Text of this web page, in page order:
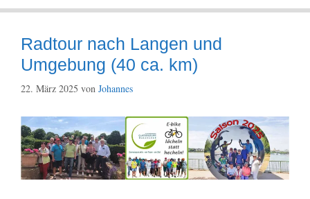
Radtour nach Langen und
Umgebung (40 ca. km)
22. März 2025 von Johannes